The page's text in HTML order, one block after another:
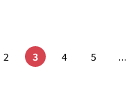
2 3 4 5 ...